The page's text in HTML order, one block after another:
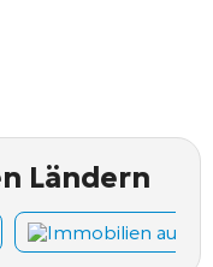
Ländern
Immobilien auf